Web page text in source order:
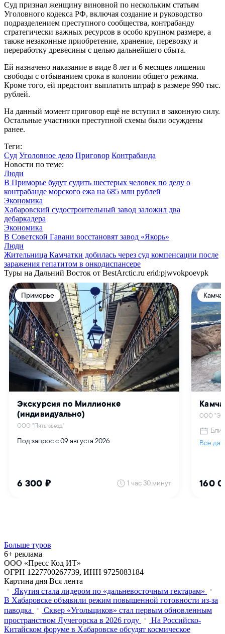
Суд признал женщину виновной по нескольким статьям
Уголовного кодекса РФ, включая создание и руководство
подразделением преступного сообщества, контрабанду
стратегически важных ресурсов в особо крупном размере, а
также незаконные приобретение, хранение, перевозку и
переработку древесины с целью дальнейшего сбыта.
Ей назначено наказание в виде 8 лет и 6 месяцев лишения
свободы с отбыванием срока в колонии общего режима.
Кроме того, ей предстоит выплатить штраф в размере 990 тыс.
рублей.
На данный момент приговор ещё не вступил в законную силу.
Остальные участники преступной схемы были осуждены
ранее.
Теги:
Суд Уголовное дело Приговор Контрабанда
Новости по теме:
Люди
В Приморье будут судить шестерых человек по делу о
контрабанде морского ежа на 685 млн рублей
Экономика
Хабаровский судостроительный завод заложил два
дебаркадера
Экономика
В Советской Гавани восстановят завод «Якорь»
Люди
Жительница Камчатки добилась через суд компенсации после
заражения гепатитом в онкодиспансере
Туры на Дальний Восток от BestArctic.ru erid:pjwvokpoevpk
Больше туров
6+ реклама
ООО «Пресс Код ИТ»
ОГРН 1227700267739, ИНН 9725083184
Картина дня Вся лента
Якутия стала лидером по «дальневосточным гектарам»
В Хабаровске объявили режим повышенной готовности из‑за
паводка
Сквер «Угольщиков» стал первым обновленным
пространством Лучегорска в 2026 году
На Российско-
Китайском форуме в Хабаровске обсудят космическое